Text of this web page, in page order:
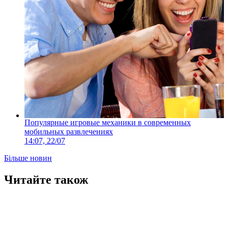
Популярные игровые механики в современных
мобильных развлечениях
14:07, 22/07
Більше новин
Читайте також